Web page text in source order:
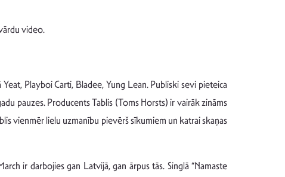
video.
Playboi Carti, Bladee, Yung Lean. Publiski sevi pieteica
pauzes. Producents Tablis (Toms Horsts) ir vairāk zināms
vienmēr lielu uzmanību pievērš sīkumiem un katrai skaņas
ir darbojies gan Latvijā, gan ārpus tās. Singlā “Namaste